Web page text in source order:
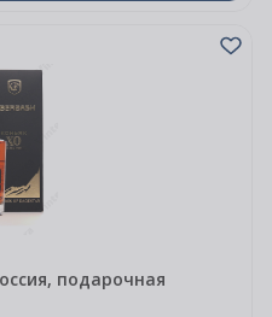
подарочная